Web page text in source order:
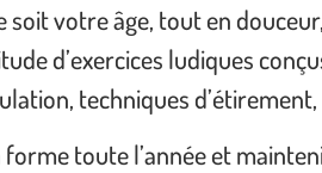
votre âge, tout en
d’exercices ludiques
techniques
toute l’année et